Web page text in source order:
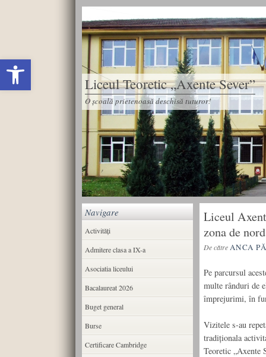
Deschide bara de unelte
Liceul Teoretic „Axente Sever”
O școală prietenoasă deschisă tuturor!
Liceul
zona de
De cătreANCA
Pe parcursul
multe rânduri de
împrejurimi, în
Vizitele s-au
tradiționala
Teoretic „Axente
Navigare
Activități
Admitere clasa a IX-a
Asociatia liceului
Bacalaureat 2026
Buget general
Burse
Certificare Cambridge